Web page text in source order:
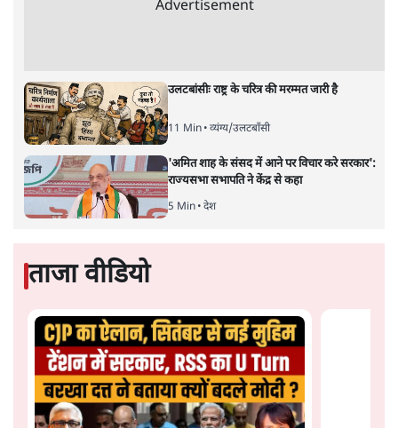
पवन उप्रेती
पवन उप्रेतीकी और स्टोरी पढ़ें
अगली खबर लोड हो रही है...
ताजा खबरें